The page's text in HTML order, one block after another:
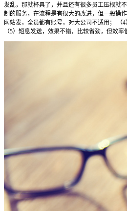
发乱，那就杯具了，并且还有很多员工压根就
制的服务，在流程是有很大的改进，但一般操
网站发，全员都有账号，对大公司不适用； （
（5）短息发送，效果不错，比较省劲，但效率